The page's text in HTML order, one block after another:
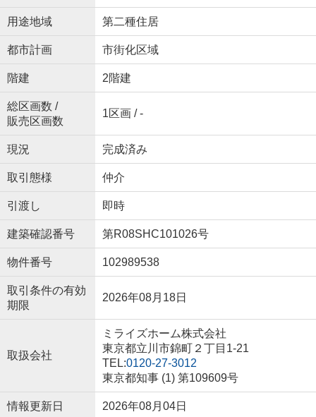
用途地域 第二種住居
都市計画 市街化区域
階建 2階建
総区画数 /
販売区画数
1区画 / -
現況 完成済み
取引態様 仲介
引渡し 即時
建築確認番号 第R08SHC101026号
物件番号 102989538
取引条件の有効
期限
2026年08月18日
取扱会社
ミライズホーム株式会社
東京都立川市錦町２丁目1-21
TEL:0120-27-3012
東京都知事 (1) 第109609号
情報更新日 2026年08月04日